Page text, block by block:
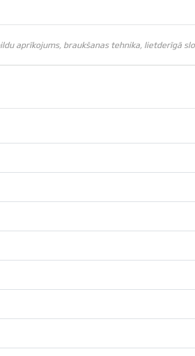
aprīkojums, braukšanas tehnika, lietderīgā